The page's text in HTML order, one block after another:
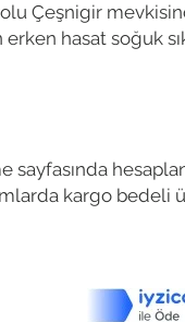
Çeşnigir
hasat soğuk
kargo bedeli